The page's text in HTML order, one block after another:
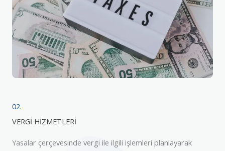
02.
VERGİ HİZMETLERİ
Yasalar çerçevesinde vergi ile ilgili işlemleri planlayarak